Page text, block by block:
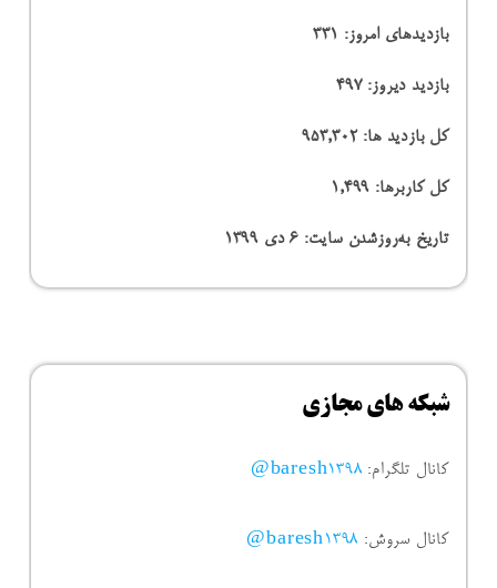
بازدیدهای امروز: 331
بازدید دیروز:497
کل بازدید ها:953,302
کل کاربرها: 1,499
تاریخ به‌روزشدن سایت:۶ دی ۱۳۹۹
شبکه های مجازی
کانال تلگرام: baresh1398@
کانال سروش: baresh1398@